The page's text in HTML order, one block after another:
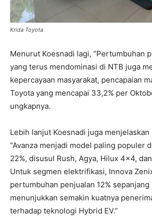
Krida Toyota
Menurut Koesnadi lagi, “Pertumbuhan
yang terus mendominasi di NTB juga
kepercayaan masyarakat, pencapaian
Toyota yang mencapai 33,2% per
ungkapnya.
Lebih lanjut Koesnadi juga menjelaskan
“Avanza menjadi model paling populer
22%, disusul Rush, Agya, Hilux 4×4,
Untuk segmen elektrifikasi, Innova
pertumbuhan penjualan 12% sepanjang
menunjukkan semakin kuatnya
terhadap teknologi Hybrid EV.”